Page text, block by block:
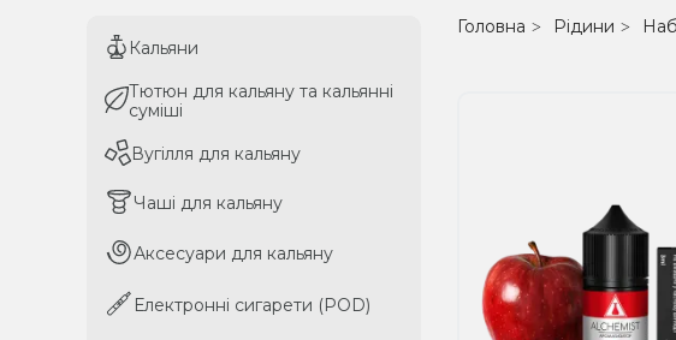
Кальяни
Тютюн для кальяну та кальянні
суміші
Вугілля для кальяну
Чаші для кальяну
Аксесуари для кальяну
Електронні сигарети (POD)
Кальяни
Тютюн для кальяну та кальянні
суміші
Вугілля для кальяну
Чаші для кальяну
Аксесуари для кальяну
Електронні сигарети (POD)
Головна Рідини